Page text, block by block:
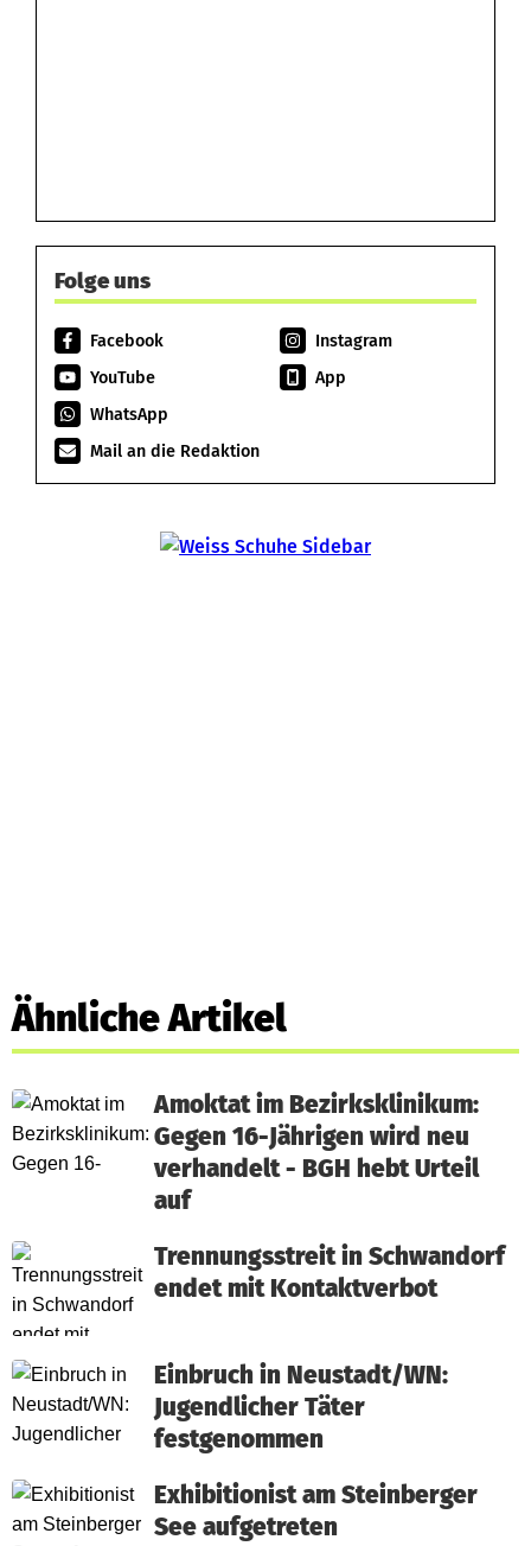
Folge uns
Facebook
Instagram
YouTube
App
WhatsApp
Mail an die Redaktion
Ähnliche Artikel
Amoktat im Bezirksklinikum:
Gegen 16-Jährigen wird neu
verhandelt - BGH hebt Urteil
auf
Trennungsstreit in Schwandorf
endet mit Kontaktverbot
Einbruch in Neustadt/WN:
Jugendlicher Täter
festgenommen
Exhibitionist am Steinberger
See aufgetreten